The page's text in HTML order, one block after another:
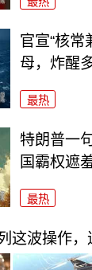
官宣“核常
母，炸醒
最热
特朗普一
国霸权遮
最热
这波操作，